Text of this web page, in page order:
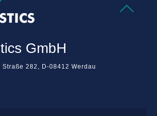
GmbH
282, D-08412 Werdau
